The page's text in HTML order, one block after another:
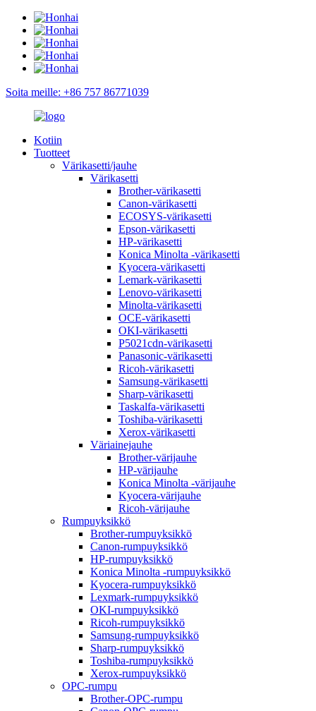
Soita meille: +86 757 86771039
Kotiin
Tuotteet
Värikasetti/jauhe
Värikasetti
Brother-värikasetti
Canon-värikasetti
ECOSYS-värikasetti
Epson-värikasetti
HP-värikasetti
Konica Minolta -värikasetti
Kyocera-värikasetti
Lemark-värikasetti
Lenovo-värikasetti
Minolta-värikasetti
OCE-värikasetti
OKI-värikasetti
P5021cdn-värikasetti
Panasonic-värikasetti
Ricoh-värikasetti
Samsung-värikasetti
Sharp-värikasetti
Taskalfa-värikasetti
Toshiba-värikasetti
Xerox-värikasetti
Väriainejauhe
Brother-värijauhe
HP-värijauhe
Konica Minolta -värijauhe
Kyocera-värijauhe
Ricoh-värijauhe
Rumpuyksikkö
Brother-rumpuyksikkö
Canon-rumpuyksikkö
HP-rumpuyksikkö
Konica Minolta -rumpuyksikkö
Kyocera-rumpuyksikkö
Lexmark-rumpuyksikkö
OKI-rumpuyksikkö
Ricoh-rumpuyksikkö
Samsung-rumpuyksikkö
Sharp-rumpuyksikkö
Toshiba-rumpuyksikkö
Xerox-rumpuyksikkö
OPC-rumpu
Brother-OPC-rumpu